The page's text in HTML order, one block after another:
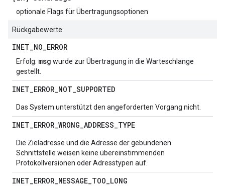
optionale Flags für Übertragungsoptionen
Rückgabewerte
INET_NO_ERROR
Erfolg: msg wurde zur Übertragung in die Warteschlange
gestellt.
INET_ERROR_NOT_SUPPORTED
Das System unterstützt den angeforderten Vorgang nicht.
INET_ERROR_WRONG_ADDRESS_TYPE
Die Zieladresse und die Adresse der gebundenen
Schnittstelle weisen keine übereinstimmenden
Protokollversionen oder Adresstypen auf.
INET_ERROR_MESSAGE_TOO_LONG